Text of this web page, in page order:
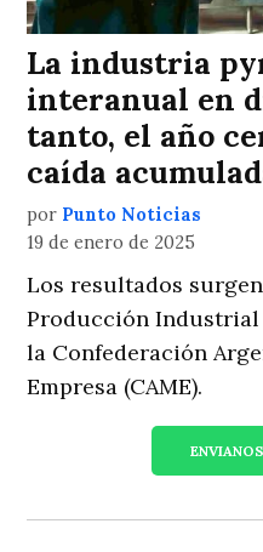
La industria
interanual en
tanto, el año
caída
por Punto Noticias
19 de enero de 2025
Los resultados
Producción Industrial
la Confederación
Empresa (CAME).